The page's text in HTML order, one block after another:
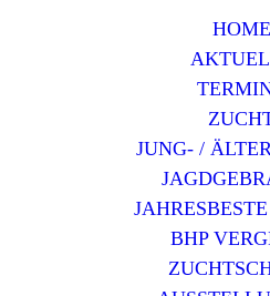
HOME
JUNG- /
BHP